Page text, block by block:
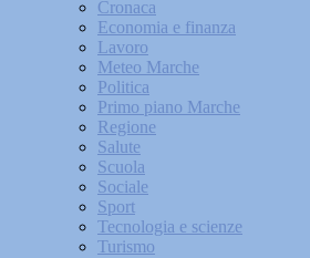
Cronaca
Economia e finanza
Lavoro
Meteo Marche
Politica
Primo piano Marche
Regione
Salute
Scuola
Sociale
Sport
Tecnologia e scienze
Turismo